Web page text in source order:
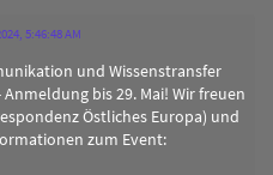
5:46:48 AM
und Wissenstransfer
bis 29. Mai! Wir freuen
Östliches Europa) und
zum Event: